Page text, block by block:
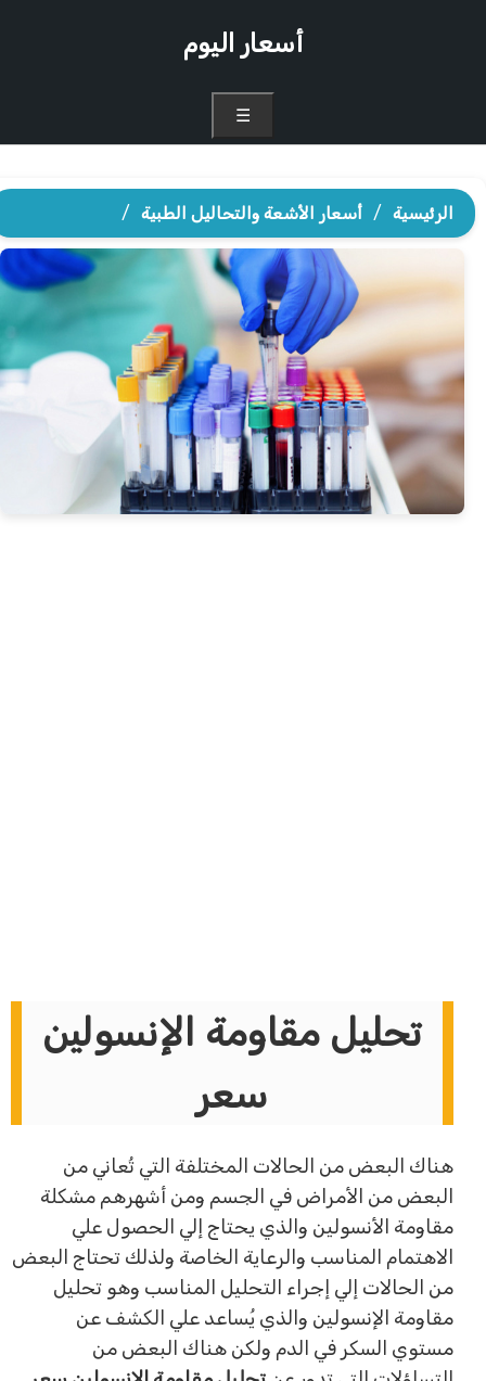
أسعار اليوم
الرئيسية / أسعار الأشعة والتحاليل الطبية /
تحليل مقاومة الإنسولين
سعر
هناك البعض من الحالات المختلفة التي تُعاني من
البعض من الأمراض في الجسم ومن أشهرهم مشكلة
مقاومة الأنسولين والذي يحتاج إلي الحصول علي
الاهتمام المناسب والرعاية الخاصة ولذلك تحتاج البعض
من الحالات إلي إجراء التحليل المناسب وهو تحليل
مقاومة الإنسولين والذي يُساعد علي الكشف عن
مستوي السكر في الدم ولكن هناك البعض من